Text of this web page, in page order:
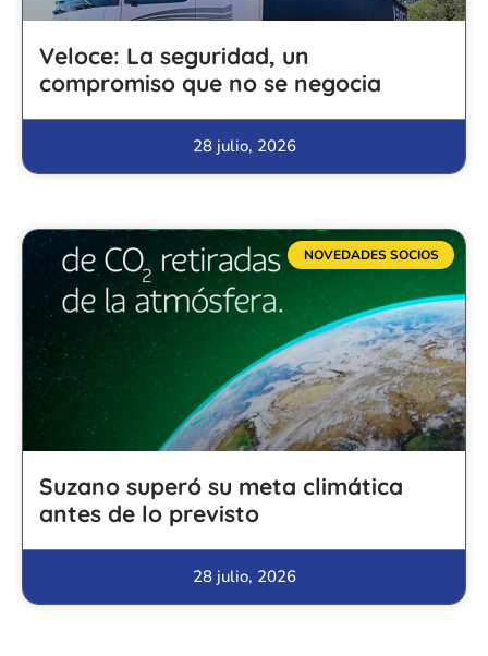
Veloce: La seguridad, un
compromiso que no se negocia
28 julio, 2026
NOVEDADES SOCIOS
Suzano superó su meta climática
antes de lo previsto
28 julio, 2026